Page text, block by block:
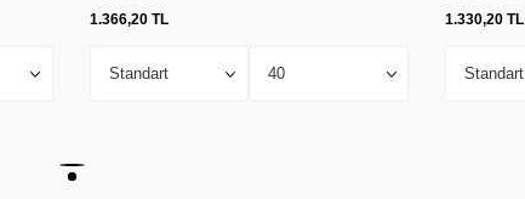
1.366,20 TL 1.330,20TL